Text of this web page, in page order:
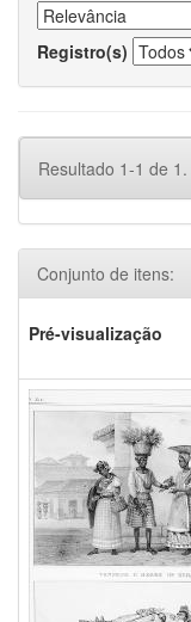
Registro(s)
Resultado 1-1 de 1.
Conjunto de itens:
Pré-visualização